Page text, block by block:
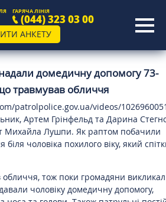
ГАРЯЧА ЛІНІЯ
(044) 323 03 00
АНКЕТУ
домедичну допомогу 73-
травмував обличчя
patrolpolice.gov.ua/videos/
Артем Грінфельд та Дарина
Михайла Лушпи. Як раптом побачили
чоловіка похилого віку, який
обличчя, тож поки громадяни
чоловіку домедичну допомогу,